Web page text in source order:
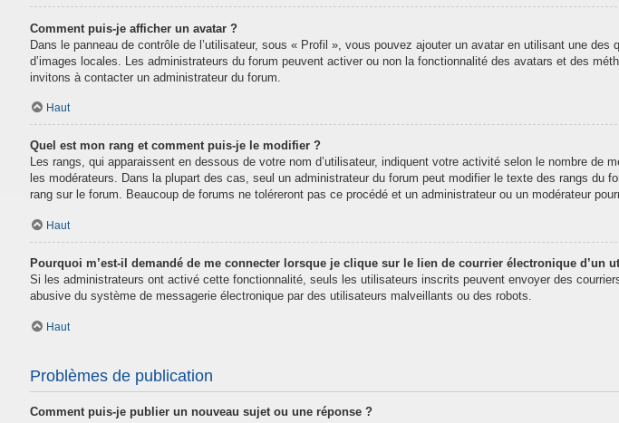
Comment puis-je afficher un avatar ?
Dans le panneau de contrôle de l’utilisateur, sous « Profil », vous pouvez ajouter un avatar en utilisant une
d’images locales. Les administrateurs du forum peuvent activer ou non la fonctionnalité des avatars et des
invitons à contacter un administrateur du forum.
Haut
Quel est mon rang et comment puis-je le modifier ?
Les rangs, qui apparaissent en dessous de votre nom d’utilisateur, indiquent votre activité selon le nombre
les modérateurs. Dans la plupart des cas, seul un administrateur du forum peut modifier le texte des rangs
rang sur le forum. Beaucoup de forums ne toléreront pas ce procédé et un administrateur ou un modérateur
Haut
Pourquoi m’est-il demandé de me connecter lorsque je clique sur le lien de courrier électronique d’un
Si les administrateurs ont activé cette fonctionnalité, seuls les utilisateurs inscrits peuvent envoyer des
abusive du système de messagerie électronique par des utilisateurs malveillants ou des robots.
Haut
Problèmes de publication
Comment puis-je publier un nouveau sujet ou une réponse ?